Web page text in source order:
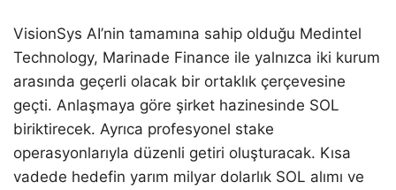
VisionSys AI’nin tamamına sahip olduğu Medintel
Technology, Marinade Finance ile yalnızca iki kurum
arasında geçerli olacak bir ortaklık çerçevesine
geçti. Anlaşmaya göre şirket hazinesinde SOL
biriktirecek. Ayrıca profesyonel stake
operasyonlarıyla düzenli getiri oluşturacak. Kısa
vadede hedefin yarım milyar dolarlık SOL alımı ve